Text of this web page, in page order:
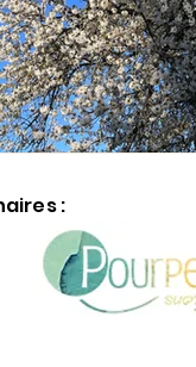
: